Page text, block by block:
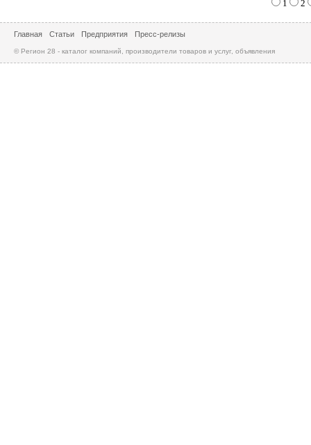
1 2
Главная Статьи Предприятия Пресс-релизы
© Регион 28 - каталог компаний, производители товаров и услуг, объявления